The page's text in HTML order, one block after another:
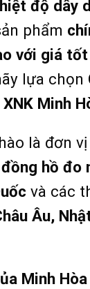
độ dây
phẩm
với giá
lựa chọn
Minh
là đơn
đồng hồ đo
và các
Âu,
Minh Hòa